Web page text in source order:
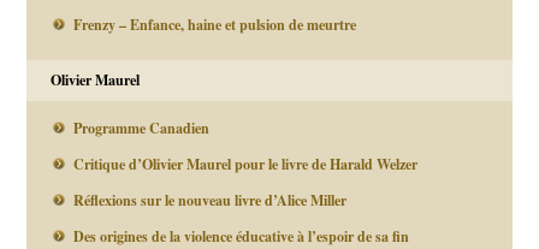
Frenzy – Enfance, haine et pulsion de meurtre
Olivier Maurel
Programme Canadien
Critique d’Olivier Maurel pour le livre de Harald Welzer
Réflexions sur le nouveau livre d’Alice Miller
Des origines de la violence éducative à l’espoir de sa fin